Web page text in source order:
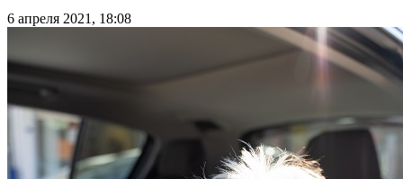
6 апреля 2021, 18:08